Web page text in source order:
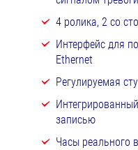
4 ролика, 2 со
Интерфейс для
Ethernet
Регулируемая
записью
Часы реального